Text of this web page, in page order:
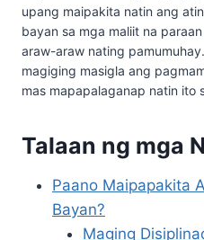
upang maipakita natin ang
bayan sa mga maliit na
araw-araw nating
magiging masigla ang
mas mapapalaganap natin ito
Talaan ng mga
Paano Maipapakita
Bayan?
Maging